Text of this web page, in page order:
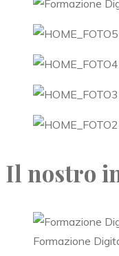
Il nostro
Formazione